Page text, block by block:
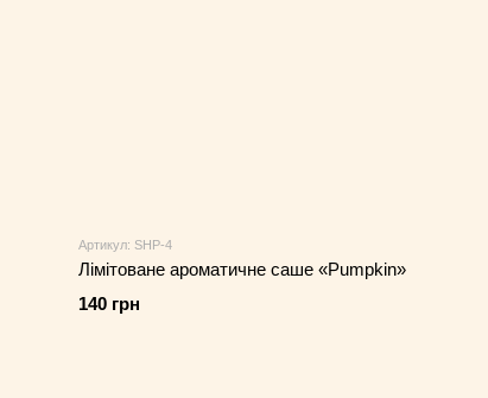
Артикул: SHP-4
Лімітоване ароматичне саше «Pumpkin»
140 грн